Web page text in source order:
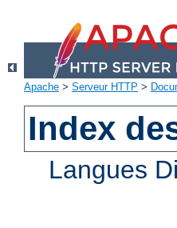
Apache > Serveur HTTP >
Index
Langues